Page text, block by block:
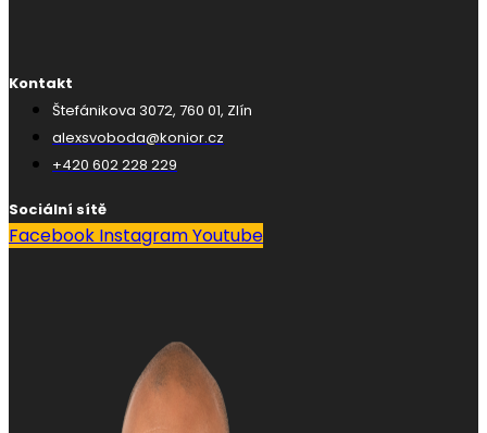
Kontakt
Štefánikova 3072, 760 01, Zlín
alexsvoboda@konior.cz
+420 602 228 229
Sociální sítě
Facebook InstagramYoutube